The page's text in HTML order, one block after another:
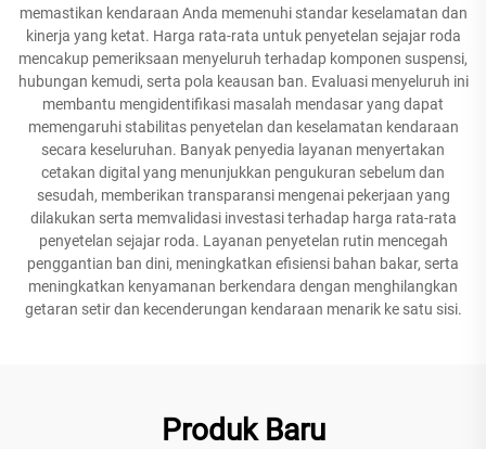
memastikan kendaraan Anda memenuhi standar keselamatan dan
kinerja yang ketat. Harga rata-rata untuk penyetelan sejajar roda
mencakup pemeriksaan menyeluruh terhadap komponen suspensi,
hubungan kemudi, serta pola keausan ban. Evaluasi menyeluruh ini
membantu mengidentifikasi masalah mendasar yang dapat
memengaruhi stabilitas penyetelan dan keselamatan kendaraan
secara keseluruhan. Banyak penyedia layanan menyertakan
cetakan digital yang menunjukkan pengukuran sebelum dan
sesudah, memberikan transparansi mengenai pekerjaan yang
dilakukan serta memvalidasi investasi terhadap harga rata-rata
penyetelan sejajar roda. Layanan penyetelan rutin mencegah
penggantian ban dini, meningkatkan efisiensi bahan bakar, serta
meningkatkan kenyamanan berkendara dengan menghilangkan
getaran setir dan kecenderungan kendaraan menarik ke satu sisi.
Produk Baru